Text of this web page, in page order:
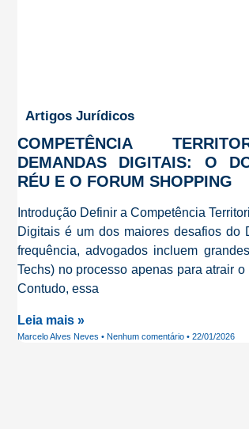
Artigos Jurídicos
COMPETÊNCIA
DEMANDAS DIGITAIS: O
RÉU E O FORUM SHOPPING
Introdução Definir a Competência
Digitais é um dos maiores desafios do
frequência, advogados incluem
Techs) no processo apenas para atrair
Contudo, essa
Leia mais »
Marcelo Alves Neves Nenhum comentário 22/01/2026